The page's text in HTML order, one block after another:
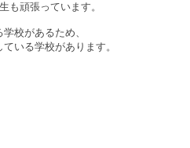
も頑張っています。
校があるため、
いる学校があります。